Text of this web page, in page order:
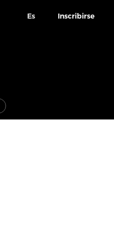
Es Inscribirse